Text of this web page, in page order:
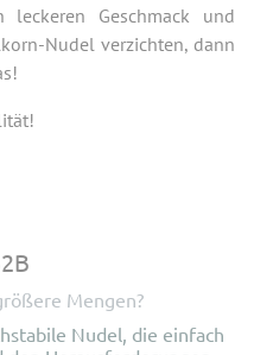
Geschmack und
Nudel verzichten, dann
Mengen?
Nudel, die einfach